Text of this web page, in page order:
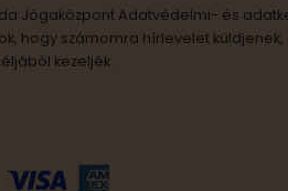
Jógaközpont Adatvédelmi- és
hogy számomra hírlevelet küldjenek,
kezeljék.